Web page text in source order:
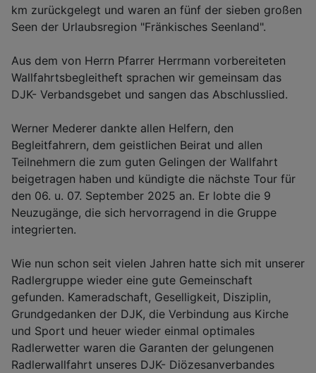
km zurückgelegt und waren an fünf der sieben großen
Seen der Urlaubsregion "Fränkisches Seenland".
Aus dem von Herrn Pfarrer Herrmann vorbereiteten
Wallfahrtsbegleitheft sprachen wir gemeinsam das
DJK- Verbandsgebet und sangen das Abschlusslied.
Werner Mederer dankte allen Helfern, den
Begleitfahrern, dem geistlichen Beirat und allen
Teilnehmern die zum guten Gelingen der Wallfahrt
beigetragen haben und kündigte die nächste Tour für
den 06. u. 07. September 2025 an. Er lobte die 9
Neuzugänge, die sich hervorragend in die Gruppe
integrierten.
Wie nun schon seit vielen Jahren hatte sich mit unserer
Radlergruppe wieder eine gute Gemeinschaft
gefunden. Kameradschaft, Geselligkeit, Disziplin,
Grundgedanken der DJK, die Verbindung aus Kirche
und Sport und heuer wieder einmal optimales
Radlerwetter waren die Garanten der gelungenen
Radlerwallfahrt unseres DJK- Diözesanverbandes